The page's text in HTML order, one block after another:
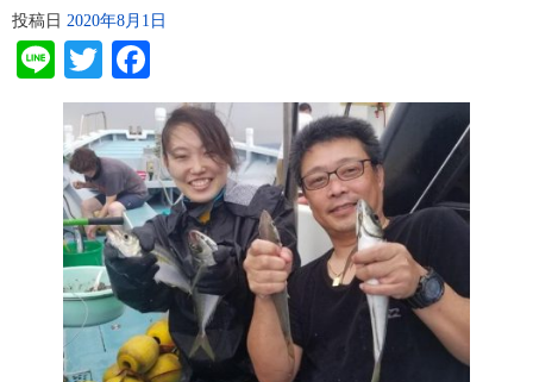
投稿日 2020年8月1日
LineTwitter